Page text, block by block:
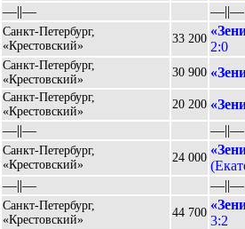
––||––
––||––
Санкт-Петербург,
«Крестовский»
33 200
2:0
Санкт-Петербург,
«Крестовский»
30 900
Санкт-Петербург,
«Крестовский»
20 200
––||––
––||––
Санкт-Петербург,
«Крестовский»
24 000
––||––
––||––
Санкт-Петербург,
«Крестовский»
44 700
3:2